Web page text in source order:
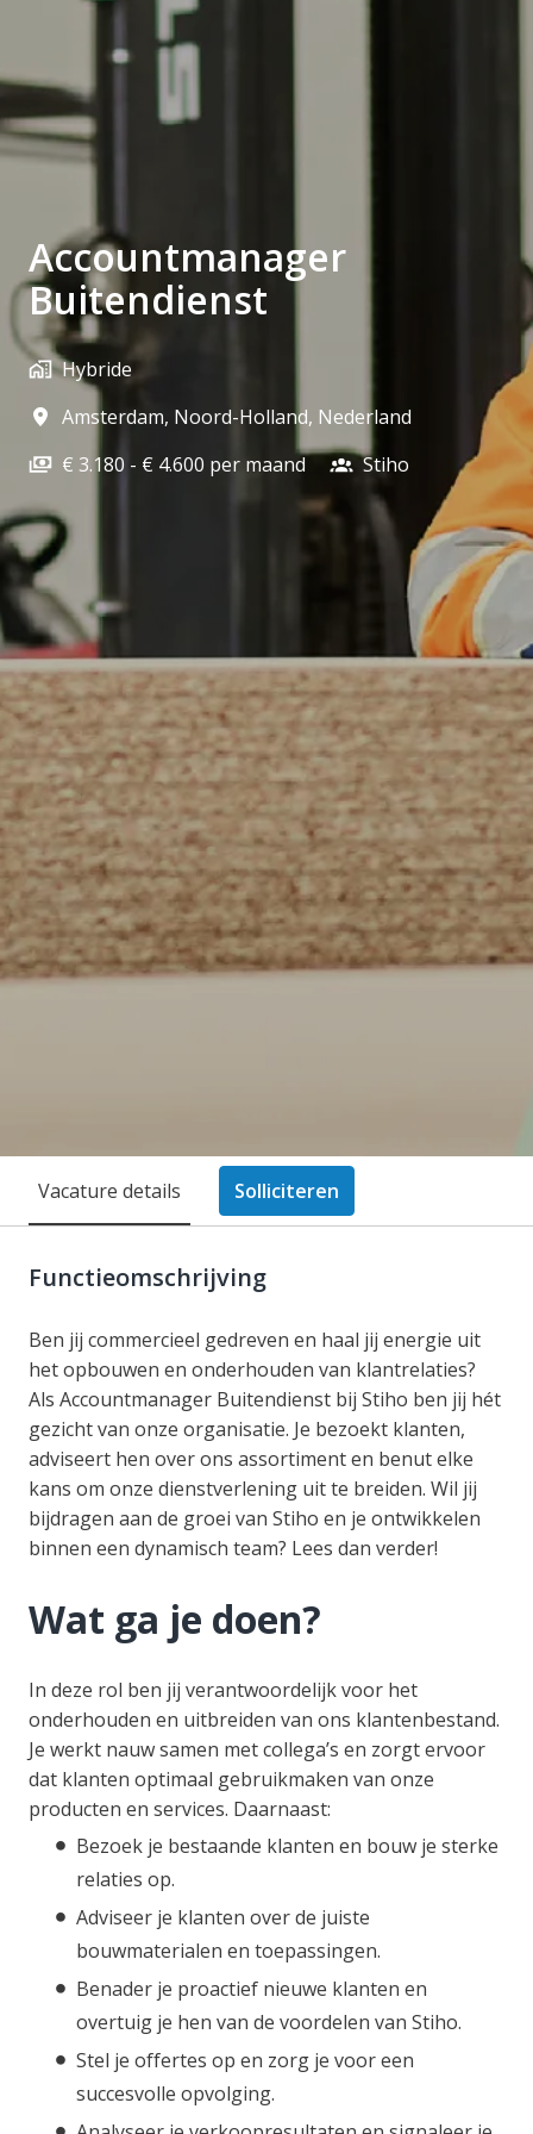
Accountmanager
Buitendienst
Hybride
Amsterdam, Noord-Holland, Nederland
€ 3.180 - € 4.600 per maand
Stiho
Vacature details Solliciteren
Functieomschrijving
Ben jij commercieel gedreven en haal jij energie uit
het opbouwen en onderhouden van klantrelaties?
Als Accountmanager Buitendienst bij Stiho ben jij hét
gezicht van onze organisatie. Je bezoekt klanten,
adviseert hen over ons assortiment en benut elke
kans om onze dienstverlening uit te breiden. Wil jij
bijdragen aan de groei van Stiho en je ontwikkelen
binnen een dynamisch team? Lees dan verder!
Wat ga je doen?
In deze rol ben jij verantwoordelijk voor het
onderhouden en uitbreiden van ons klantenbestand.
Je werkt nauw samen met collega’s en zorgt ervoor
dat klanten optimaal gebruikmaken van onze
producten en services. Daarnaast:
Bezoek je bestaande klanten en bouw je sterke
relaties op.
Adviseer je klanten over de juiste
bouwmaterialen en toepassingen.
Benader je proactief nieuwe klanten en
overtuig je hen van de voordelen van Stiho.
Stel je offertes op en zorg je voor een
succesvolle opvolging.